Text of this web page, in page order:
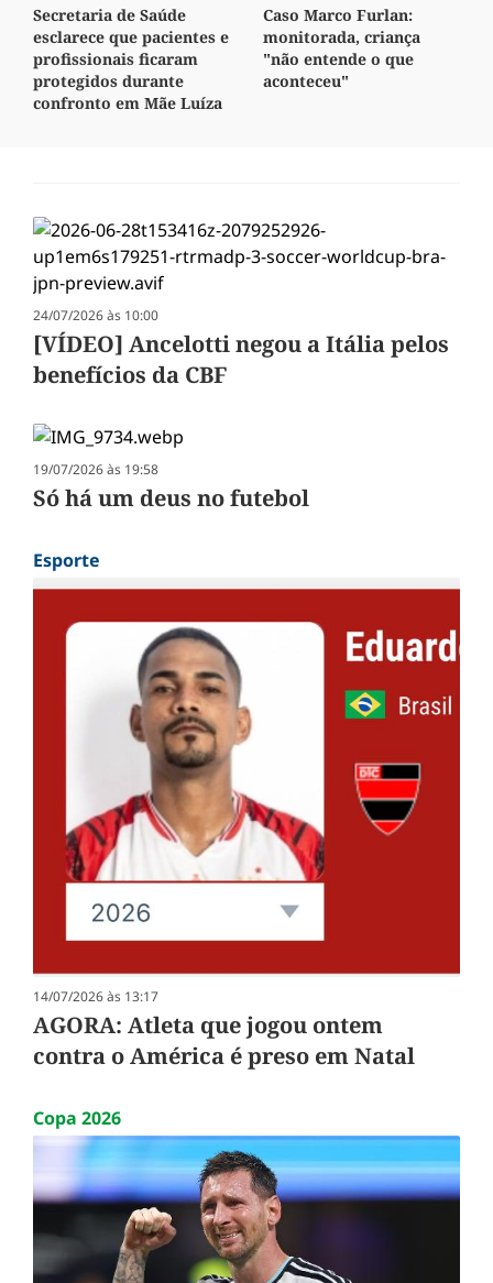
Secretaria de Saúde
esclarece que pacientes e
profissionais ficaram
protegidos durante
confronto em Mãe Luíza
Caso Marco Furlan:
monitorada, criança
"não entende o que
aconteceu"
24/07/2026 às 10:00
[VÍDEO] Ancelotti negou a Itália pelos
benefícios da CBF
19/07/2026 às 19:58
Só há um deus no futebol
Esporte
14/07/2026 às 13:17
AGORA: Atleta que jogou ontem
contra o América é preso em Natal
Copa 2026